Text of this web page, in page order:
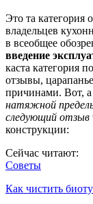
Это та категория
владельцев
в всеобщее
введение
каста категория
отзывы,
причинами. Вот,
натяжной
следующий отзыв
конструкции:
Сейчас читают:
Советы
Как чистить